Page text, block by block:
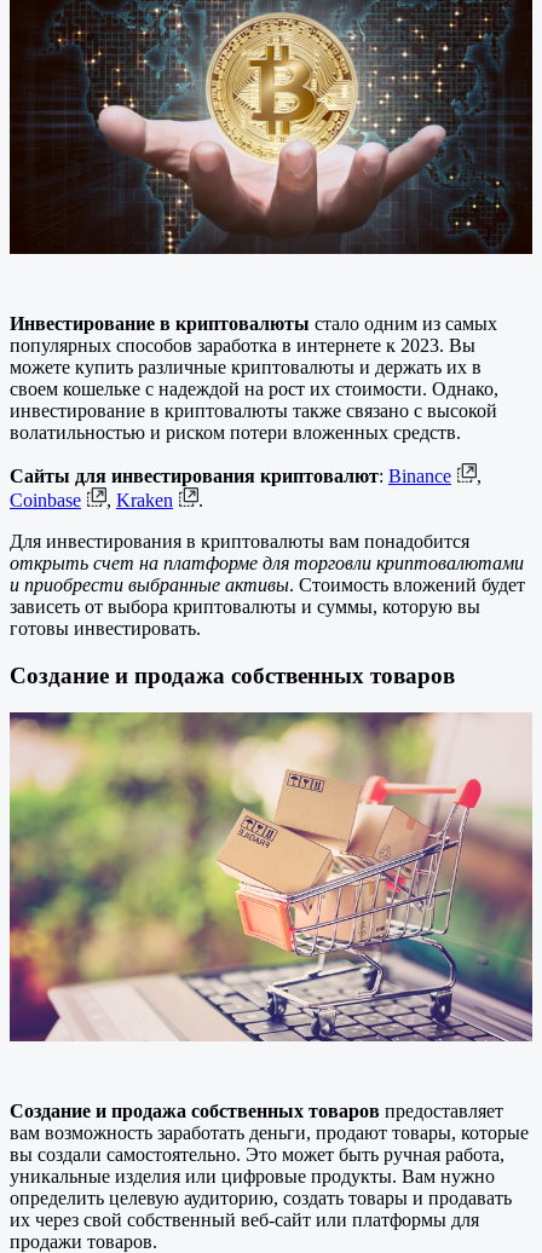
Инвестирование в криптовалюты стало одним из самых
популярных способов заработка в интернете к 2023. Вы
можете купить различные криптовалюты и держать их в
своем кошельке с надеждой на рост их стоимости. Однако,
инвестирование в криптовалюты также связано с высокой
волатильностью и риском потери вложенных средств.
Сайты для инвестирования криптовалют: Binance
,
Coinbase
, Kraken
.
Для инвестирования в криптовалюты вам понадобится
открыть счет на платформе для торговли криптовалютами
и приобрести выбранные активы. Стоимость вложений будет
зависеть от выбора криптовалюты и суммы, которую вы
готовы инвестировать.
Создание и продажа собственных товаров
Создание и продажа собственных товаров предоставляет
вам возможность заработать деньги, продают товары, которые
вы создали самостоятельно. Это может быть ручная работа,
уникальные изделия или цифровые продукты. Вам нужно
определить целевую аудиторию, создать товары и продавать
их через свой собственный веб-сайт или платформы для
продажи товаров.